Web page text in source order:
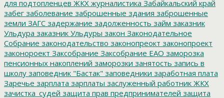
для подтопленцев ЖКХ журналистика Забайкальский край
забег заболевание заброшенные здания заброшенные
земли ЗАГС задержание задолженность займ заказник
Ульдура заказник Ульдуры закон Законодательное
Собрание законодательство законопреокт законопроект
законороект Заксобрание Заксобрание ЕАО заморозка
пенсионных накоплений заморозки занятость запись в
школу заповедник "Бастак" заповедники заработная плата
Заречье зарплата зарплаты заслуженный работник ЖКХ
зачистка_судей защита прав предпринимателей защита